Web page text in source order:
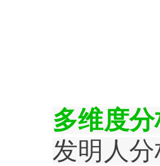
多维度
发明人